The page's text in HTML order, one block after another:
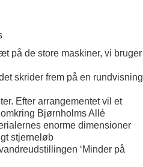
på de store maskiner, vi bruger
skrider frem på en rundvisning
Efter arrangementet vil et
Bjørnholms Allé
enorme dimensioner
stjerneløb
‘Minder på